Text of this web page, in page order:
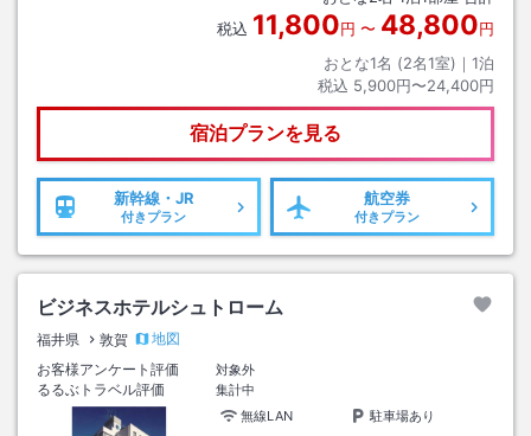
税込 11,800円 〜 48,800円
おとな1名 (2名1室)｜ 1泊
税込 5,900円〜24,400円
宿泊プランを見る
新幹線・JR
付きプラン
航空券
付きプラン
ビジネスホテルシュトローム
福井県 敦賀
地図
お客様アンケート評価
対象外
るるぶトラベル評価
集計中
無線LAN
駐車場あり